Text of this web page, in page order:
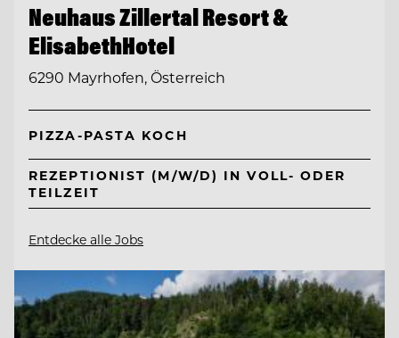
Neuhaus Zillertal Resort &
ElisabethHotel
6290 Mayrhofen, Österreich
PIZZA-PASTA KOCH
REZEPTIONIST (M/W/D) IN VOLL- ODER
TEILZEIT
Entdecke alle Jobs